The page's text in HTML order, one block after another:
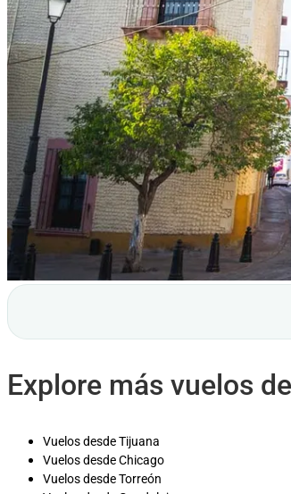
Explore más vuelos
Vuelos desde Tijuana
Vuelos desde Chicago
Vuelos desde Torreón